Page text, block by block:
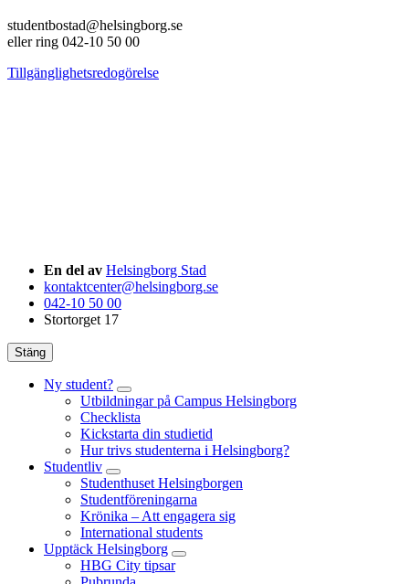
studentbostad@helsingborg.se
eller ring 042-10 50 00
Tillgänglighetsredogörelse
En del av Helsingborg Stad
kontaktcenter@helsingborg.se
042-10 50 00
Stortorget 17
Stäng
Ny student?
Utbildningar på Campus Helsingborg
Checklista
Kickstarta din studietid
Hur trivs studenterna i Helsingborg?
Studentliv
Studenthuset Helsingborgen
Studentföreningarna
Krönika – Att engagera sig
International students
Upptäck Helsingborg
HBG City tipsar